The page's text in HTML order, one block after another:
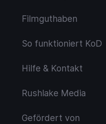
Filmguthaben
So funktioniert KoD
Hilfe & Kontakt
Rushlake Media
Gefördert von